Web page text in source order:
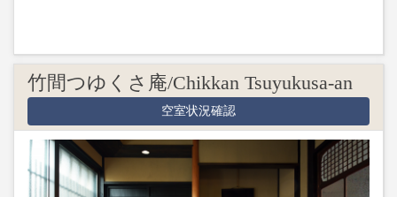
竹間つゆくさ庵/Chikkan Tsuyukusa-an
空室状況確認